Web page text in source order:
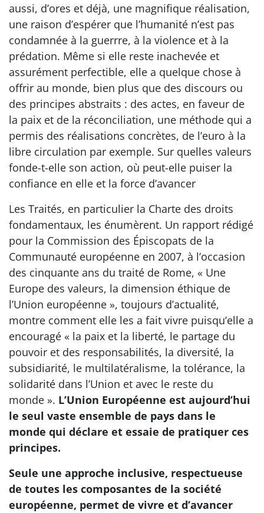
aussi, d’ores et déjà, une magnifique réalisation,
une raison d’espérer que l’humanité n’est pas
condamnée à la guerrre, à la violence et à la
prédation. Même si elle reste inachevée et
assurément perfectible, elle a quelque chose à
offrir au monde, bien plus que des discours ou
des principes abstraits : des actes, en faveur de
la paix et de la réconciliation, une méthode qui a
permis des réalisations concrètes, de l’euro à la
libre circulation par exemple. Sur quelles valeurs
fonde-t-elle son action, où peut-elle puiser la
confiance en elle et la force d’avancer
Les Traités, en particulier la Charte des droits
fondamentaux, les énumèrent. Un rapport rédigé
pour la Commission des Épiscopats de la
Communauté européenne en 2007, à l’occasion
des cinquante ans du traité de Rome, « Une
Europe des valeurs, la dimension éthique de
l’Union européenne », toujours d’actualité,
montre comment elle les a fait vivre puisqu’elle a
encouragé « la paix et la liberté, le partage du
pouvoir et des responsabilités, la diversité, la
subsidiarité, le multilatéralisme, la tolérance, la
solidarité dans l’Union et avec le reste du
monde ». L’Union Européenne est aujourd’hui
le seul vaste ensemble de pays dans le
monde qui déclare et essaie de pratiquer ces
principes.
Seule une approche inclusive, respectueuse
de toutes les composantes de la société
européenne, permet de vivre et d’avancer